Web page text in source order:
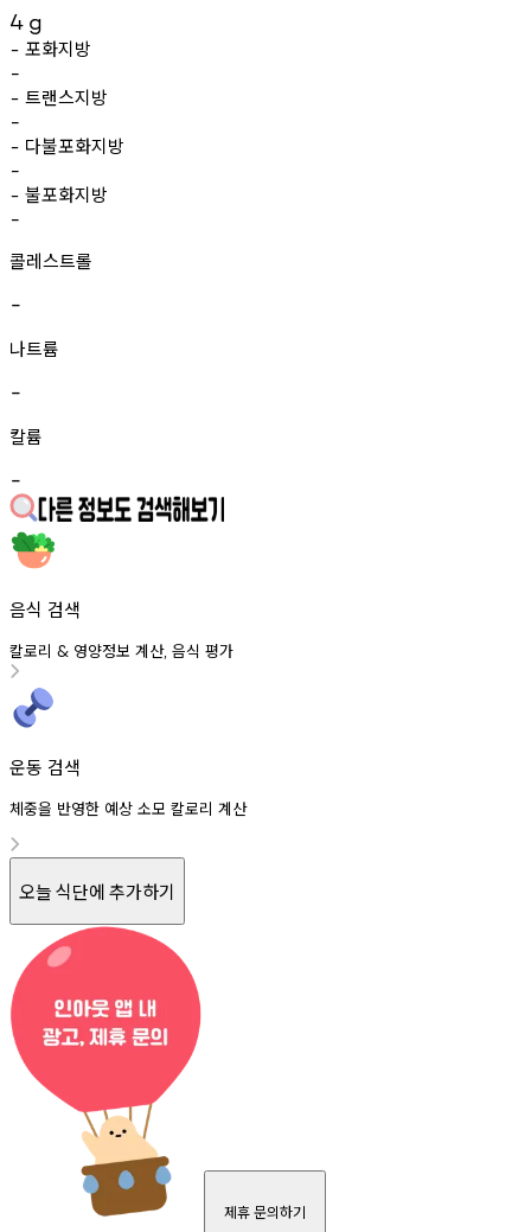
4 g
- 포화지방
-
- 트랜스지방
-
- 다불포화지방
-
- 불포화지방
-
콜레스트롤
-
나트륨
-
칼륨
-
음식 검색
칼로리 & 영양정보 계산, 음식 평가
운동 검색
체중을 반영한 예상 소모 칼로리 계산
오늘 식단에 추가하기
제휴 문의하기